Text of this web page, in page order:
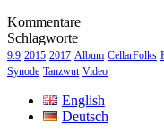
Kommentare
Schlagworte
9.9 2015 2017 Album CellarFolks
Synode Tanzwut Video
English
Deutsch